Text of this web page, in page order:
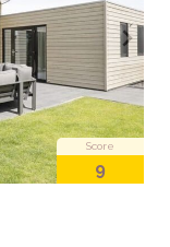
Score
9